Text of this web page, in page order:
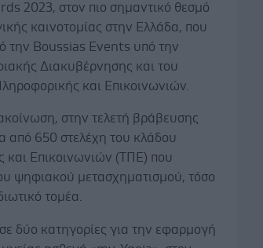
2023, στον πιο σημαντικό θεσμό
καινοτομίας στην Ελλάδα, που
την Boussias Events υπό την
Διακυβέρνησης και του
και Επικοινωνιών.
στην τελετή βράβευσης
από 650 στελέχη του κλάδου
και Επικοινωνιών (ΤΠΕ) που
ψηφιακού μετασχηματισμού, τόσο
τομέα.
δύο κατηγορίες για την εφαρμογή